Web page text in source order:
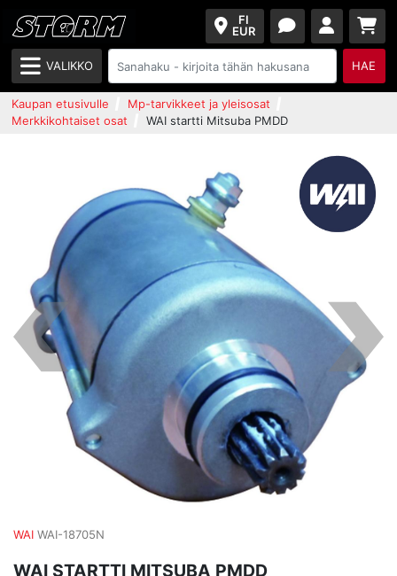
FI
EUR
VALIKKO HAE
Kaupan etusivulle
Mp-tarvikkeet ja yleisosat
Merkkikohtaiset osat
WAI startti Mitsuba PMDD
WAI WAI-18705N
WAI STARTTI MITSUBA PMDD